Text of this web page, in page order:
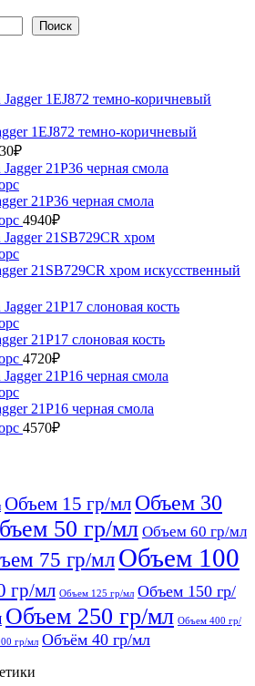
Поиск
1EJ872 темно-коричневый
₽
21P36 черная смола
4940₽
21SB729CR хром искусственный
21P17 слоновая кость
4720₽
21P16 черная смола
4570₽
Объем 15 гр/мл Объем 30
50 гр/мл Объем 60 гр/мл
75 гр/мл Объем 100
гр/мл Объем 125 гр/мл Объем 150 гр/
Объем 250 гр/мл Объем 400 гр/
гр/мл Объём 40 гр/мл